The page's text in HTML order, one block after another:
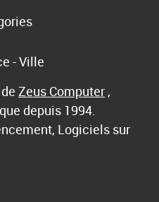
- Ville
Zeus Computer ,
depuis 1994.
Logiciels sur